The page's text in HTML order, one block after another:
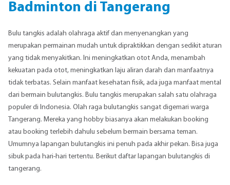
Badminton di Tangerang
Bulu tangkis adalah olahraga aktif dan menyenangkan yang
merupakan permainan mudah untuk dipraktikkan dengan sedikit aturan
yang tidak menyakitkan. Ini meningkatkan otot Anda, menambah
kekuatan pada otot, meningkatkan laju aliran darah dan manfaatnya
tidak terbatas. Selain manfaat kesehatan fisik, ada juga manfaat mental
dari bermain bulutangkis. Bulu tangkis merupakan salah satu olahraga
populer di Indonesia. Olah raga bulutangkis sangat digemari warga
Tangerang. Mereka yang hobby biasanya akan melakukan booking
atau booking terlebih dahulu sebelum bermain bersama teman.
Umumnya lapangan bulutangkis ini penuh pada akhir pekan. Bisa juga
sibuk pada hari-hari tertentu. Berikut daftar lapangan bulutangkis di
tangerang.